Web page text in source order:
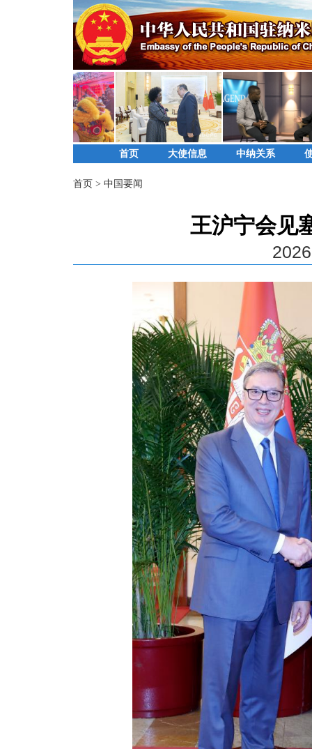
首页 大使信息 中纳关系
首页 > 中国要闻
王沪宁会见